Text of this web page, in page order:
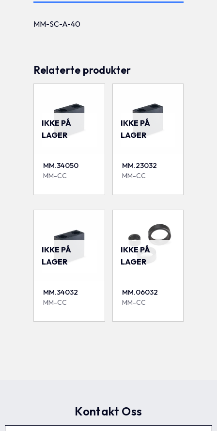
MM-SC-A-40
Relaterte produkter
IKKE PÅ
LAGER
MM.34050
MM-CC
IKKE PÅ
LAGER
MM.23032
MM-CC
IKKE PÅ
LAGER
MM.34032
MM-CC
IKKE PÅ
LAGER
MM.06032
MM-CC
Kontakt Oss